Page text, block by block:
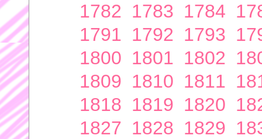
1782 1783 1784
1791 1792 1793
1800 1801 1802
1809 1810 1811
1818 1819 1820
1827 1828 1829